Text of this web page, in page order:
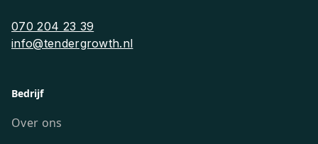
070 204 23 39
info@tendergrowth.nl
Bedrijf
Over ons